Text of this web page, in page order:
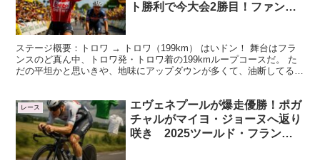
ト勝利で今大会2勝目！ファンデ
ステージ概要：トロワ → トロワ（199km） はいドン！ 舞台はフラ
ンスのど真ん中、トロワ発・トロワ着の199kmループコースだ。 た
だの平坦かと思いきや、地味にアップダウンが多くて、油断してると
レース
エヴェネプールが爆走優勝！ポガ
チャルがマイヨ・ジョーヌへ返り
咲き 2025ツールド・フランス